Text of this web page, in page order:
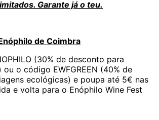
Garante já o teu.
de Coimbra
(30% de desconto para
o código EWFGREEN (40% de
ecológicas) e poupa até 5€ nas
e volta para o Enóphilo Wine Fest